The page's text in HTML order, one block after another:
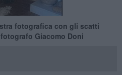
fotografica con gli scatti
Giacomo Doni